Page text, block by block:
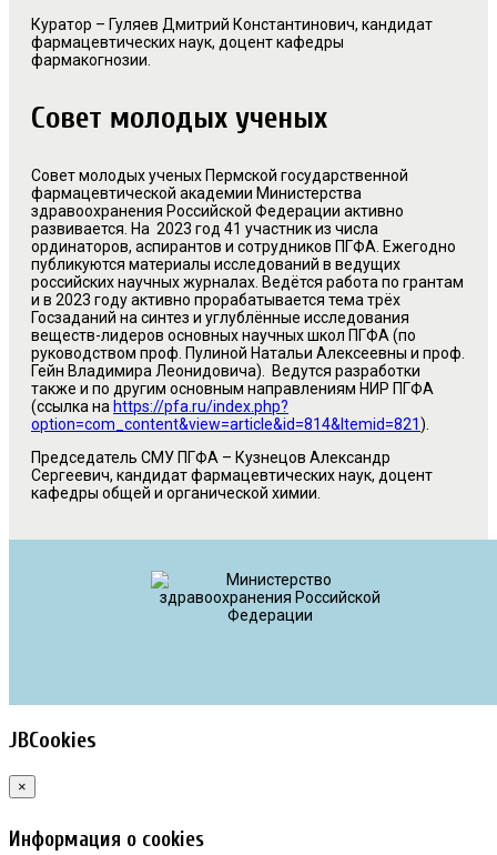
Куратор – Гуляев Дмитрий Константинович, кандидат
фармацевтических наук, доцент кафедры
фармакогнозии.
Совет молодых ученых
Совет молодых ученых Пермской государственной
фармацевтической академии Министерства
здравоохранения Российской Федерации активно
развивается. На 2023 год 41 участник из числа
ординаторов, аспирантов и сотрудников ПГФА. Ежегодно
публикуются материалы исследований в ведущих
российских научных журналах. Ведётся работа по грантам
и в 2023 году активно прорабатывается тема трёх
Госзаданий на синтез и углублённые исследования
веществ-лидеров основных научных школ ПГФА (по
руководством проф. Пулиной Натальи Алексеевны и проф.
Гейн Владимира Леонидовича). Ведутся разработки
также и по другим основным направлениям НИР ПГФА
(ссылка на https://pfa.ru/index.php?
option=com_content&view=article&id=814&Itemid=821).
Председатель СМУ ПГФА – Кузнецов Александр
Сергеевич, кандидат фармацевтических наук, доцент
кафедры общей и органической химии.
JBCookies
×
Информация о cookies